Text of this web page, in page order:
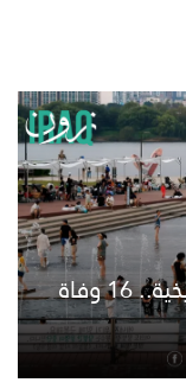
كوريا الجنوبية تواجه موجة حر تاريخية.. 16 وفاة